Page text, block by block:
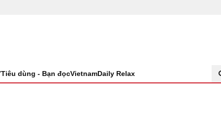
Tiêu dùng - Bạn đọcVietnamDaily Relax